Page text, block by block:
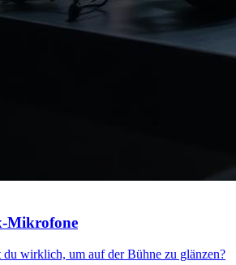
Mikrofone
du wirklich, um auf der Bühne zu glänzen?